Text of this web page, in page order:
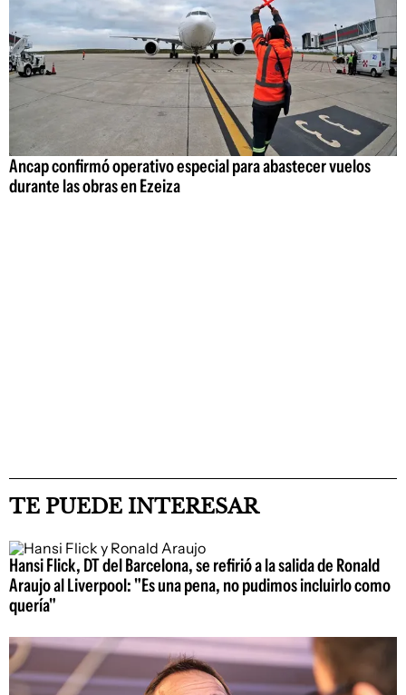
Ancap confirmó operativo especial para abastecer vuelos
durante las obras en Ezeiza
TE PUEDE INTERESAR
Hansi Flick, DT del Barcelona, se refirió a la salida de Ronald
Araujo al Liverpool: "Es una pena, no pudimos incluirlo como
quería"